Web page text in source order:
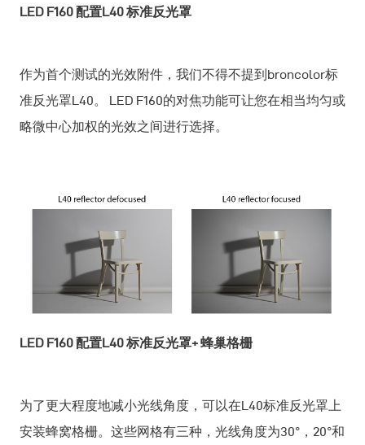
LED F160配置L40 标准反光罩
作为首个测试的光效附件，我们不得不提到broncolor标
准反光罩L40。 LED F160的对焦功能可让您在相当均匀或
略微中心加权的光效之间进行选择。
LED F160配置L40 标准反光罩+ 蜂巢格栅
为了更大程度地减小光线角度，可以在L40标准反光罩上
安装蜂窝格栅。这些网格有三种，光线角度为30°，20°和